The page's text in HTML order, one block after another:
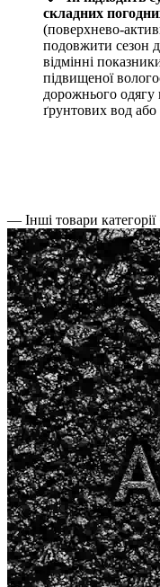
складних
(поверхнево-
подовжити сезон
відмінні
підвищеної
дорожнього одягу
ґрунтових вод
— Інші товари